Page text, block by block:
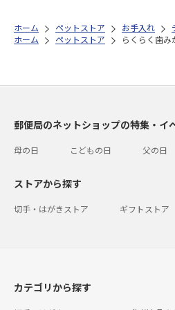
ホーム ペットストア お手入れ
ホーム
ペットストア らくらく歯み
郵便局のネットショップの特集・イ
母の日 こどもの日 父の日
ストアから探す
切手・はがきストア ギフトストア
カテゴリから探す